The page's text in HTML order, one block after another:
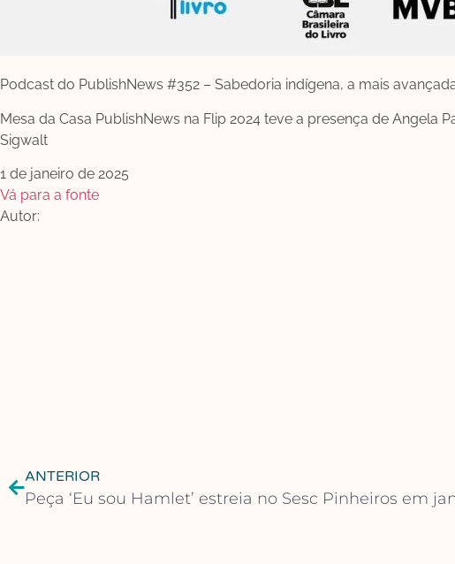
Podcast do PublishNews #352 – Sabedoria indígena, a mais
Mesa da Casa PublishNews na Flip 2024 teve a presença de Angela
Sigwalt
1 de janeiro de 2025
Vá para a fonte
Autor:
ANTERIOR
Peça ‘Eu sou Hamlet’ estreia no Sesc Pinheiros em